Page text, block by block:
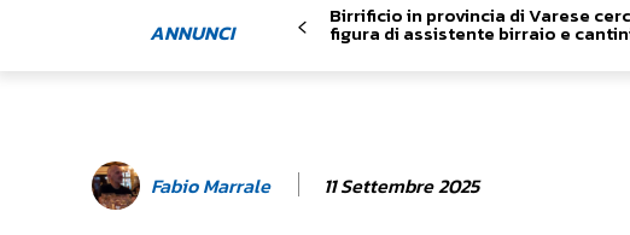
ANNUNCI
Birrificio in provincia di Varese
figura di assistente birraio e
Fabio Marrale 11 Settembre 2025